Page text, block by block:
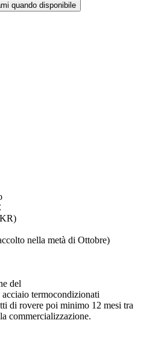
quando disponibile
nella metà di Ottobre)
del
termocondizionati
di rovere poi minimo 12 mesi tra
commercializzazione.